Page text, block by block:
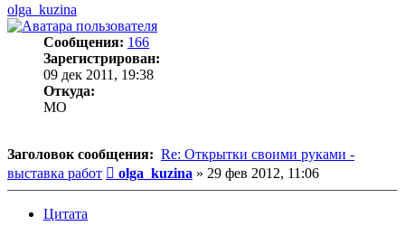
olga_kuzina
Сообщения: 166
Зарегистрирован:
09 дек 2011, 19:38
Откуда:
MO
Заголовок сообщения: Re: Открытки своими руками -
выставка работ
Сообщение
olga_kuzina » 29 фев 2012, 11:06
Цитата